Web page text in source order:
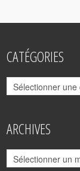
CATÉGORIES
Catégories
ARCHIVES
Archives